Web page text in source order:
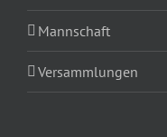
Mannschaft
Versammlungen